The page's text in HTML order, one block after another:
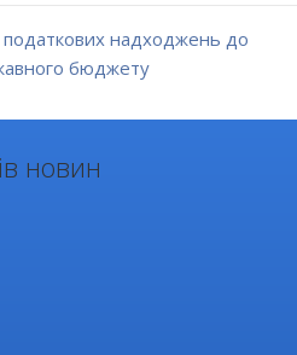
надходжень до
бюджету
новин